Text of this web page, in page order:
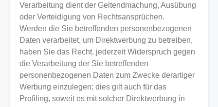
Verarbeitung dient der Geltendmachung, Ausübung
oder Verteidigung von Rechtsansprüchen.
Werden die Sie betreffenden personenbezogenen
Daten verarbeitet, um Direktwerbung zu betreiben,
haben Sie das Recht, jederzeit Widerspruch gegen
die Verarbeitung der Sie betreffenden
personenbezogenen Daten zum Zwecke derartiger
Werbung einzulegen; dies gilt auch für das
Profiling, soweit es mit solcher Direktwerbung in